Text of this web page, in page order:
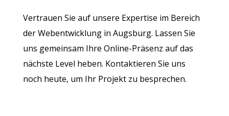
Vertrauen Sie auf unsere Expertise im Bereich
der Webentwicklung in Augsburg. Lassen Sie
uns gemeinsam Ihre Online-Präsenz auf das
nächste Level heben. Kontaktieren Sie uns
noch heute, um Ihr Projekt zu besprechen.